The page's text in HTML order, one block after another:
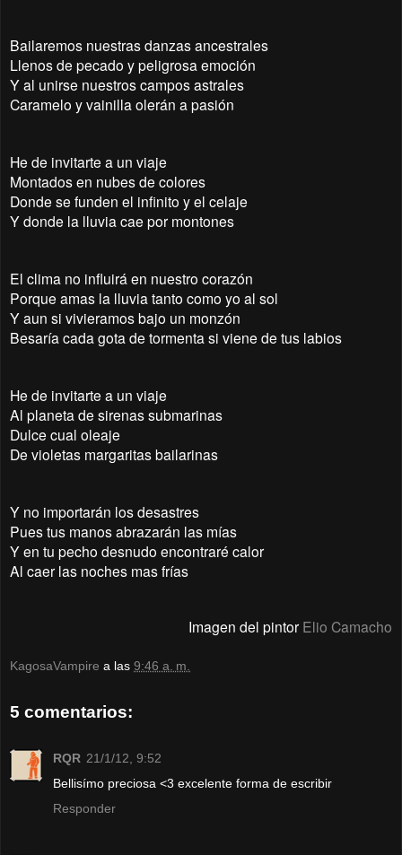
Bailaremos nuestras danzas ancestrales
Llenos de pecado y peligrosa emoción
Y al unirse nuestros campos astrales
Caramelo y vainilla olerán a pasión
He de invitarte a un viaje
Montados en nubes de colores
Donde se funden el infinito y el celaje
Y donde la lluvia cae por montones
El clima no influirá en nuestro corazón
Porque amas la lluvia tanto como yo al sol
Y aun si vivieramos bajo un monzón
Besaría cada gota de tormenta si viene de tus labios
He de invitarte a un viaje
Al planeta de sirenas submarinas
Dulce cual oleaje
De violetas margaritas bailarinas
Y no importarán los desastres
Pues tus manos abrazarán las mías
Y en tu pecho desnudo encontraré calor
Al caer las noches mas frías
Imagen del pintor Elio Camacho
KagosaVampire a las 9:46 a. m.
5 comentarios:
RQR 21/1/12, 9:52
Bellisímo preciosa <3 excelente forma de escribir
Responder